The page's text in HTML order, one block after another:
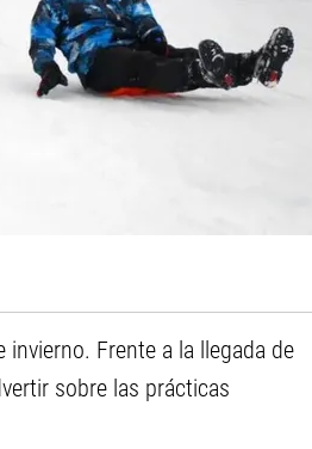
Frente a la llegada de
sobre las prácticas